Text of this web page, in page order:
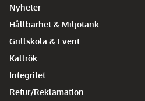
Nyheter
Hållbarhet & Miljötänk
Grillskola & Event
Kallrök
Integritet
Retur/Reklamation